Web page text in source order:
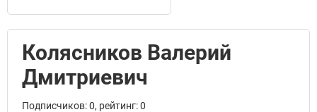
Колясников Валерий
Дмитриевич
Подписчиков: 0, рейтинг: 0